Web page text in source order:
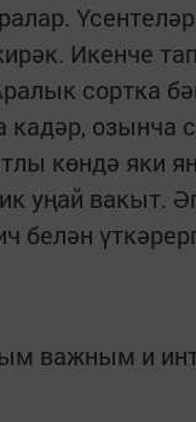
Икенче
сортка
кадәр, озынча
көндә яки
уңай вакыт.
белән
важным и